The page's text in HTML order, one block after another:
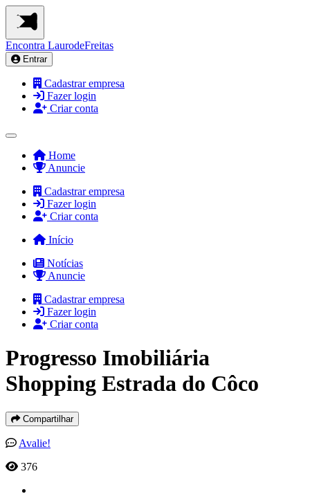
Encontra LaurodeFreitas
Entrar
Cadastrar empresa
Fazer login
Criar conta
Home
Anuncie
Cadastrar empresa
Fazer login
Criar conta
Início
Notícias
Anuncie
Cadastrar empresa
Fazer login
Criar conta
Progresso Imobiliária
Shopping Estrada do Côco
Compartilhar
Avalie!
376